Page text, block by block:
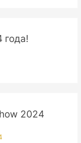
года!
2024